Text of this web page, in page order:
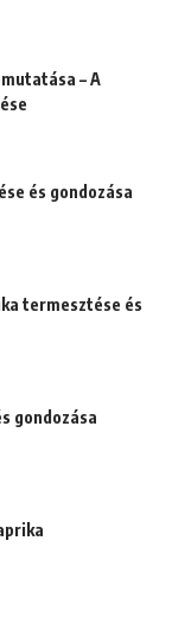
– A
és gondozása
termesztése és
gondozása